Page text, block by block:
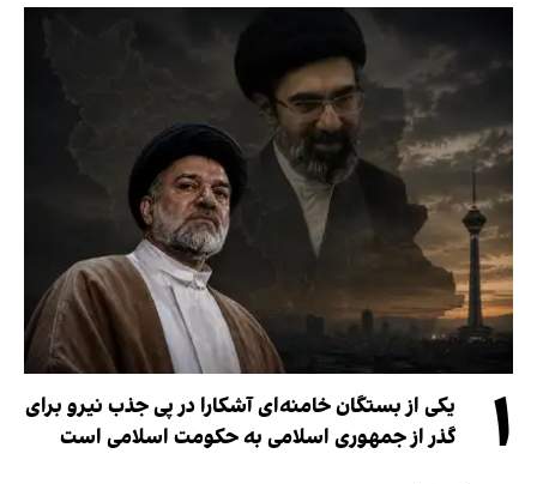
۱
یکی از بستگان خامنه‌ای آشکارا در پی جذب نیرو برای
گذر از جمهوری اسلامی به حکومت اسلامی است